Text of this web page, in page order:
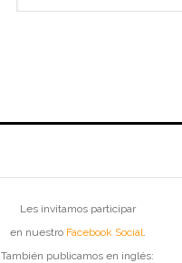
Les invitamos participar
en nuestro Facebook Social.
También publicamos en inglés: